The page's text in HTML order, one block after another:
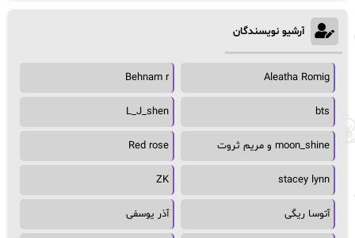
آرشیو نویسندگان
Aleatha Romig
Behnam r
bts
L_J_shen
moon_shine و مریم ثروت Red rose
stacey lynn
ZK
آتوسا ریگی آذر یوسفی